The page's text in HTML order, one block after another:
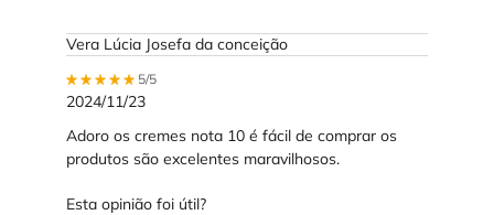
Vera Lúcia Josefa da conceição
5 out of 5 stars.
5/5
2024/11/23
Adoro os cremes nota 10 é fácil de comprar os
produtos são excelentes maravilhosos.
Esta opinião foi útil?